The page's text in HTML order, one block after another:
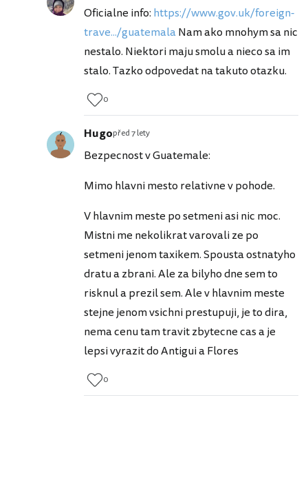
Oficialne info: https://www.gov.uk/foreign-
trave.../guatemalaNam ako mnohym sa nic
nestalo. Niektori maju smolu a nieco sa im
stalo. Tazko odpovedat na takuto otazku.
0
Hugopřed 7 lety
Bezpecnost v Guatemale:
Mimo hlavni mesto relativne v pohode.
V hlavnim meste po setmeni asi nic moc.
Mistni me nekolikrat varovali ze po
setmeni jenom taxikem. Spousta ostnatyho
dratu a zbrani. Ale za bilyho dne sem to
risknul a prezil sem. Ale v hlavnim meste
stejne jenom vsichni prestupuji, je to dira,
nema cenu tam travit zbytecne cas a je
lepsi vyrazit do Antigui a Flores
0